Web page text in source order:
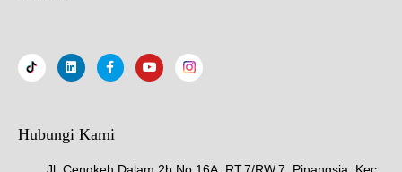
Hubungi Kami
Jl. Cengkeh Dalam 2b No.16A, RT.7/RW.7, Pinangsia, Kec.